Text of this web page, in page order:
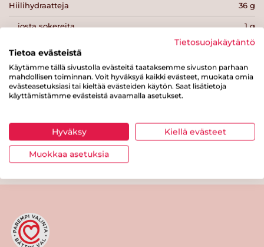
Hiilihydraatteja 36 g
josta sokereita 1 g
6 g
Proteiinia 8.3 g
Suolaa
Tulosta sivu
Tietosuojakäytäntö
Tietoa evästeistä
Käytämme tällä sivustolla evästeitä taataksemme sivuston parhaan
mahdollisen toiminnan. Voit hyväksyä kaikki evästeet, muokata omia
evästeasetuksiasi tai kieltää evästeiden käytön. Saat lisätietoja
käyttämistämme evästeistä avaamalla asetukset.
Hyväksy Kiellä evästeet
Muokkaa asetuksia